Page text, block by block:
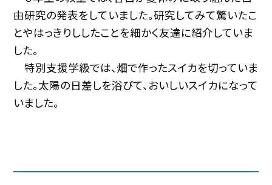
由研究の発表をしていました。研究してみて驚いたこ
とやはっきりししたことを細かく友達に紹介していま
した。
特別支援学級では、畑で作ったスイカを切っていま
した。太陽の日差しを浴びて、おいしいスイカになって
いました。